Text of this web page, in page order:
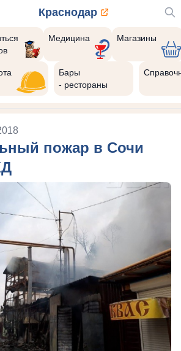
Краснодар
Медицина Магазины
Бары
- рестораны
пожар в Сочи